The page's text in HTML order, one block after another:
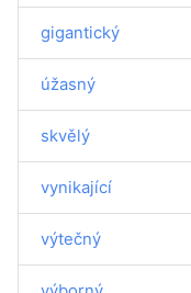
gigantický
úžasný
skvělý
vynikající
výtečný